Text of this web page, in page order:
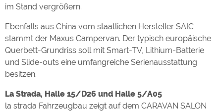
im Stand vergrößern.
Ebenfalls aus China vom staatlichen Hersteller SAIC
stammt der Maxus Campervan. Der typisch europäische
Querbett-Grundriss soll mit Smart-TV, Lithium-Batterie
und Slide-outs eine umfangreiche Serienausstattung
besitzen.
La Strada, Halle 15/D26 und Halle 5/A05
la strada Fahrzeugbau zeigt auf dem CARAVAN SALON